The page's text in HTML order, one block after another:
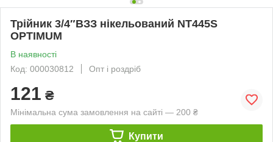
Трійник 3/4″ВЗЗ нікельований NT445S
OPTIMUM
В наявності
Код: 000030812
Опт і роздріб
121 ₴
Мінімальна сума замовлення на сайті — 200 ₴
Купити